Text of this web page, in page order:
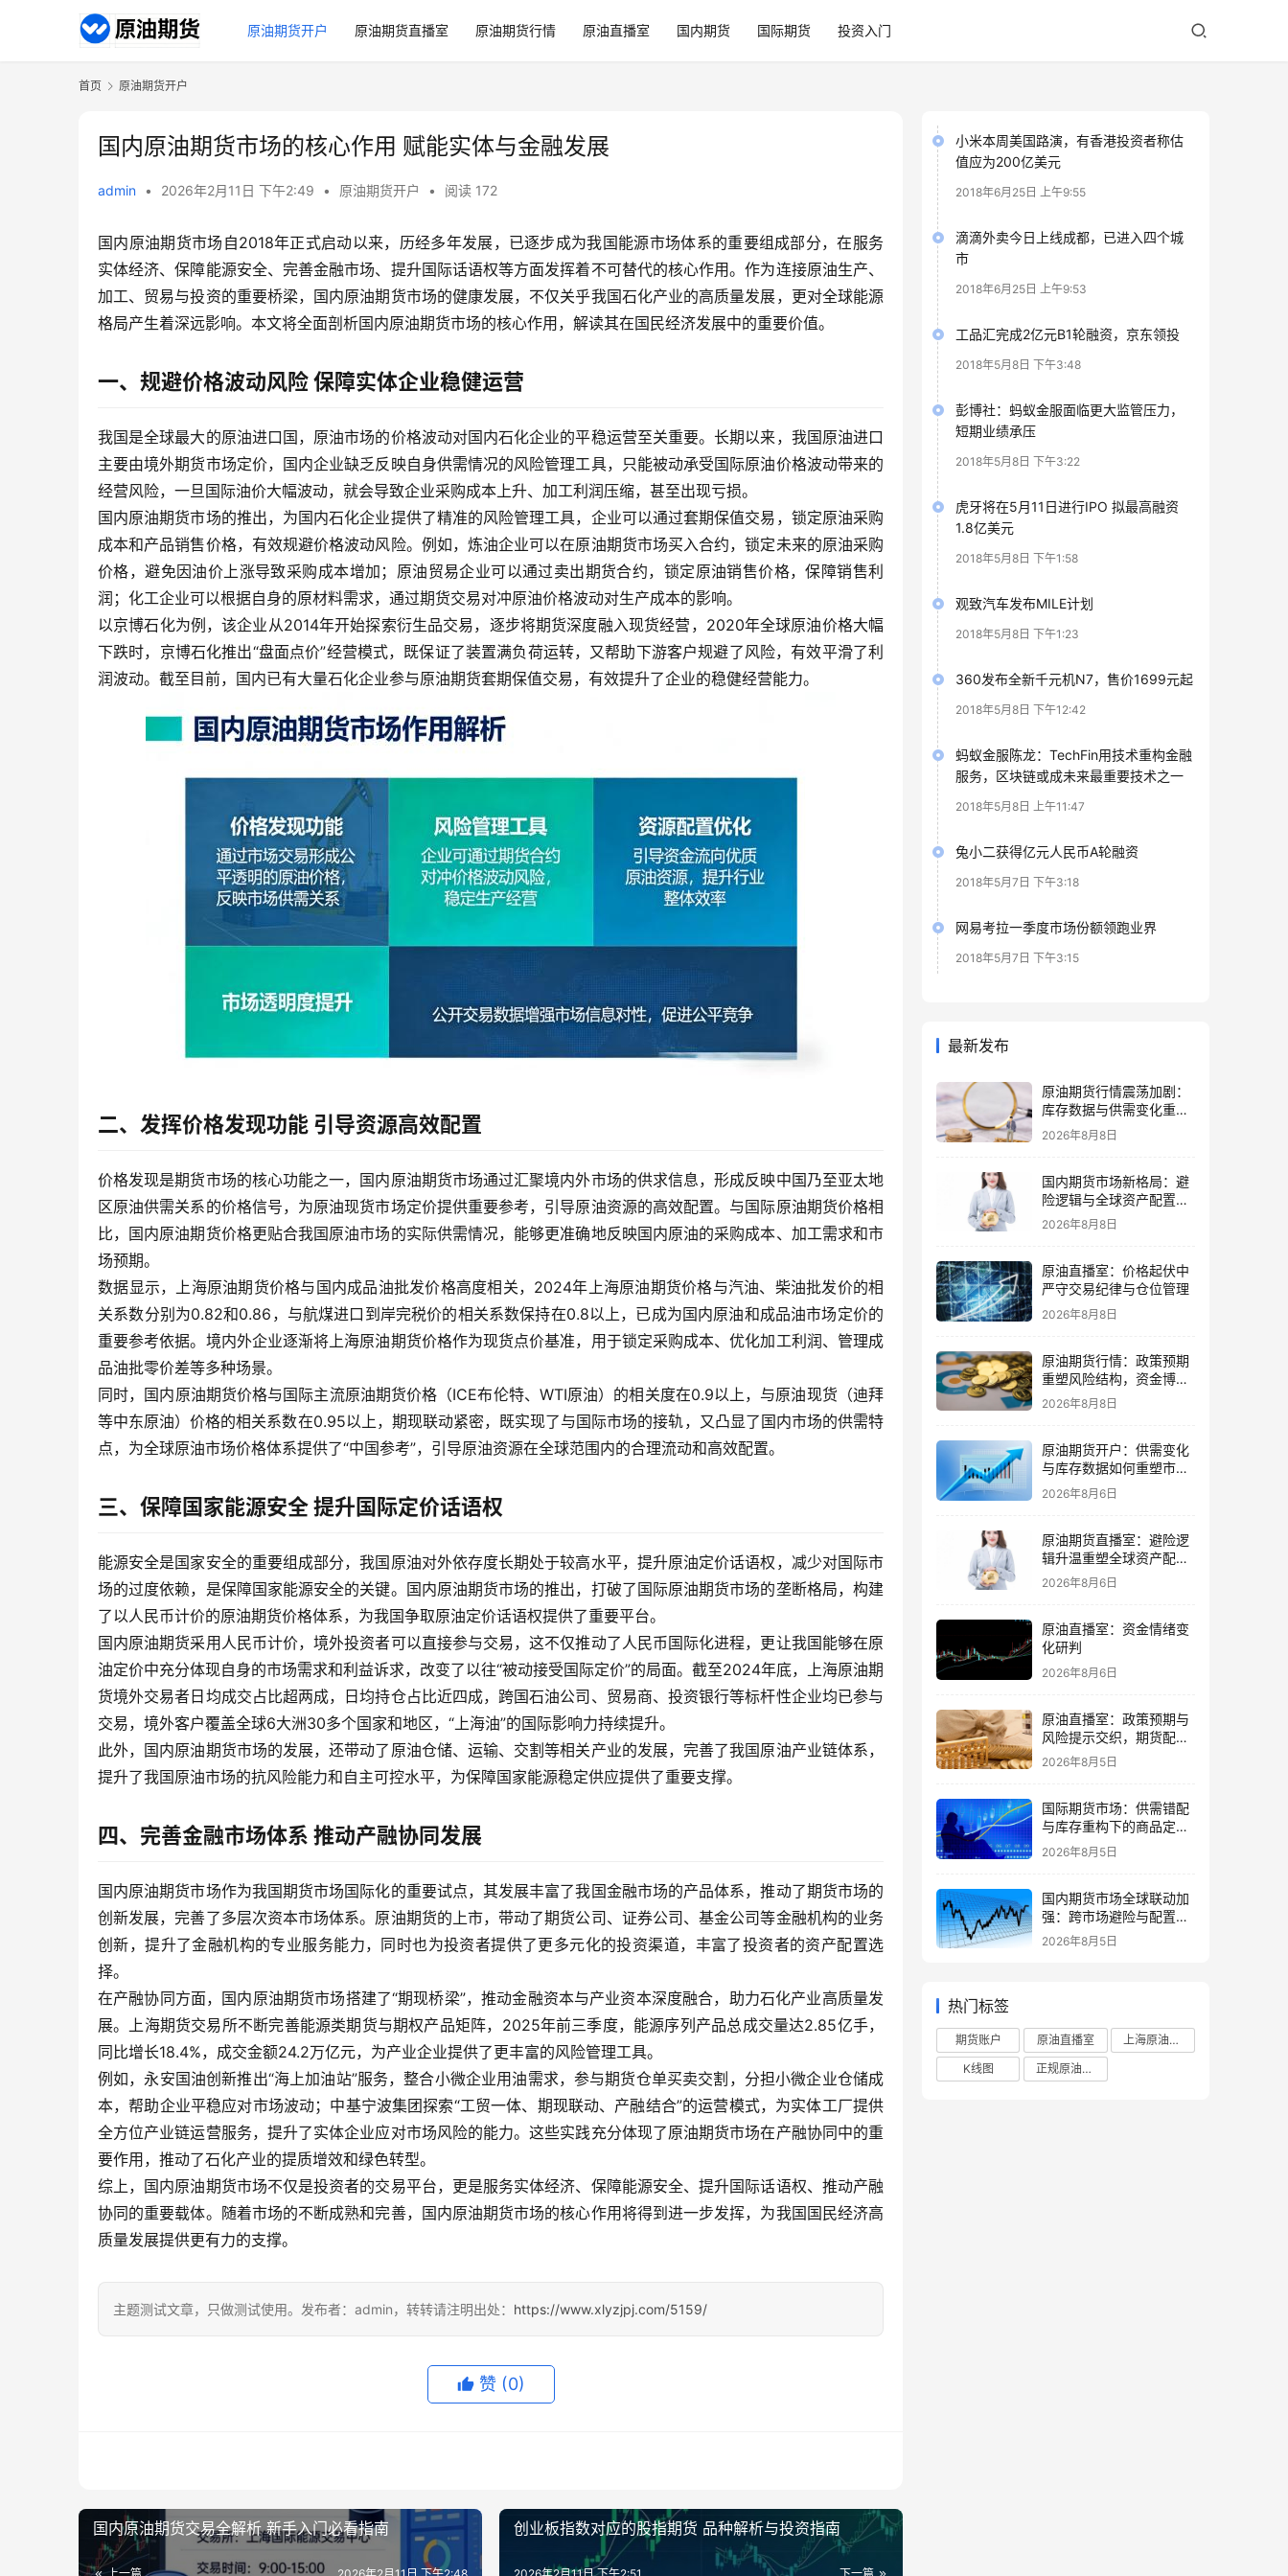
原油期货开户 原油期货直播室 原油期货行情 原油直播室 国内期货 国际期货 投资入门
首页 原油期货开户
国内原油期货市场的核心作用 赋能实体与金融发展
admin • 2026年2月11日 下午2:49 • 原油期货开户 • 阅读 172
国内原油期货市场自2018年正式启动以来，历经多年发展，已逐步成为我国能源市场体系的重要组成部分，在服务
实体经济、保障能源安全、完善金融市场、提升国际话语权等方面发挥着不可替代的核心作用。作为连接原油生产、
加工、贸易与投资的重要桥梁，国内原油期货市场的健康发展，不仅关乎我国石化产业的高质量发展，更对全球能源
格局产生着深远影响。本文将全面剖析国内原油期货市场的核心作用，解读其在国民经济发展中的重要价值。
一、规避价格波动风险 保障实体企业稳健运营
我国是全球最大的原油进口国，原油市场的价格波动对国内石化企业的平稳运营至关重要。长期以来，我国原油进口
主要由境外期货市场定价，国内企业缺乏反映自身供需情况的风险管理工具，只能被动承受国际原油价格波动带来的
经营风险，一旦国际油价大幅波动，就会导致企业采购成本上升、加工利润压缩，甚至出现亏损。
国内原油期货市场的推出，为国内石化企业提供了精准的风险管理工具，企业可以通过套期保值交易，锁定原油采购
成本和产品销售价格，有效规避价格波动风险。例如，炼油企业可以在原油期货市场买入合约，锁定未来的原油采购
价格，避免因油价上涨导致采购成本增加；原油贸易企业可以通过卖出期货合约，锁定原油销售价格，保障销售利
润；化工企业可以根据自身的原材料需求，通过期货交易对冲原油价格波动对生产成本的影响。
以京博石化为例，该企业从2014年开始探索衍生品交易，逐步将期货深度融入现货经营，2020年全球原油价格大幅
下跌时，京博石化推出“盘面点价”经营模式，既保证了装置满负荷运转，又帮助下游客户规避了风险，有效平滑了利
润波动。截至目前，国内已有大量石化企业参与原油期货套期保值交易，有效提升了企业的稳健经营能力。
二、发挥价格发现功能 引导资源高效配置
价格发现是期货市场的核心功能之一，国内原油期货市场通过汇聚境内外市场的供求信息，形成反映中国乃至亚太地
区原油供需关系的价格信号，为原油现货市场定价提供重要参考，引导原油资源的高效配置。与国际原油期货价格相
比，国内原油期货价格更贴合我国原油市场的实际供需情况，能够更准确地反映国内原油的采购成本、加工需求和市
场预期。
数据显示，上海原油期货价格与国内成品油批发价格高度相关，2024年上海原油期货价格与汽油、柴油批发价的相
关系数分别为0.82和0.86，与航煤进口到岸完税价的相关系数保持在0.8以上，已成为国内原油和成品油市场定价的
重要参考依据。境内外企业逐渐将上海原油期货价格作为现货点价基准，用于锁定采购成本、优化加工利润、管理成
品油批零价差等多种场景。
同时，国内原油期货价格与国际主流原油期货价格（ICE布伦特、WTI原油）的相关度在0.9以上，与原油现货（迪拜
等中东原油）价格的相关系数在0.95以上，期现联动紧密，既实现了与国际市场的接轨，又凸显了国内市场的供需特
点，为全球原油市场价格体系提供了“中国参考”，引导原油资源在全球范围内的合理流动和高效配置。
三、保障国家能源安全 提升国际定价话语权
能源安全是国家安全的重要组成部分，我国原油对外依存度长期处于较高水平，提升原油定价话语权，减少对国际市
场的过度依赖，是保障国家能源安全的关键。国内原油期货市场的推出，打破了国际原油期货市场的垄断格局，构建
了以人民币计价的原油期货价格体系，为我国争取原油定价话语权提供了重要平台。
国内原油期货采用人民币计价，境外投资者可以直接参与交易，这不仅推动了人民币国际化进程，更让我国能够在原
油定价中充分体现自身的市场需求和利益诉求，改变了以往“被动接受国际定价”的局面。截至2024年底，上海原油期
货境外交易者日均成交占比超两成，日均持仓占比近四成，跨国石油公司、贸易商、投资银行等标杆性企业均已参与
交易，境外客户覆盖全球6大洲30多个国家和地区，“上海油”的国际影响力持续提升。
此外，国内原油期货市场的发展，还带动了原油仓储、运输、交割等相关产业的发展，完善了我国原油产业链体系，
提升了我国原油市场的抗风险能力和自主可控水平，为保障国家能源稳定供应提供了重要支撑。
四、完善金融市场体系 推动产融协同发展
国内原油期货市场作为我国期货市场国际化的重要试点，其发展丰富了我国金融市场的产品体系，推动了期货市场的
创新发展，完善了多层次资本市场体系。原油期货的上市，带动了期货公司、证券公司、基金公司等金融机构的业务
创新，提升了金融机构的专业服务能力，同时也为投资者提供了更多元化的投资渠道，丰富了投资者的资产配置选
择。
在产融协同方面，国内原油期货市场搭建了“期现桥梁”，推动金融资本与产业资本深度融合，助力石化产业高质量发
展。上海期货交易所不断完善能源类期货与期权产品矩阵，2025年前三季度，能源序列产品总成交量达2.85亿手，
同比增长18.4%，成交金额24.2万亿元，为产业企业提供了更丰富的风险管理工具。
例如，永安国油创新推出“海上加油站”服务，整合小微企业用油需求，参与期货仓单买卖交割，分担小微企业仓储成
本，帮助企业平稳应对市场波动；中基宁波集团探索“工贸一体、期现联动、产融结合”的运营模式，为实体工厂提供
全方位产业链运营服务，提升了实体企业应对市场风险的能力。这些实践充分体现了原油期货市场在产融协同中的重
要作用，推动了石化产业的提质增效和绿色转型。
综上，国内原油期货市场不仅是投资者的交易平台，更是服务实体经济、保障能源安全、提升国际话语权、推动产融
协同的重要载体。随着市场的不断成熟和完善，国内原油期货市场的核心作用将得到进一步发挥，为我国国民经济高
质量发展提供更有力的支撑。
主题测试文章，只做测试使用。发布者：admin，转转请注明出处： https://www.xlyzjpj.com/5159/
赞 (0)
国内原油期货交易全解析 新手入门必看指南 创业板指数对应的股指期货 品种解析与投资指南
小米本周美国路演，有香港投资者称估
值应为200亿美元
2018年6月25日 上午9:55
滴滴外卖今日上线成都，已进入四个城
市
2018年6月25日 上午9:53
工品汇完成2亿元B1轮融资，京东领投
2018年5月8日 下午3:48
彭博社：蚂蚁金服面临更大监管压力，
短期业绩承压
2018年5月8日 下午3:22
虎牙将在5月11日进行IPO 拟最高融资
1.8亿美元
2018年5月8日 下午1:58
观致汽车发布MILE计划
2018年5月8日 下午1:23
360发布全新千元机N7，售价1699元起
2018年5月8日 下午12:42
蚂蚁金服陈龙：TechFin用技术重构金融
服务，区块链或成未来最重要技术之一
2018年5月8日 上午11:47
兔小二获得亿元人民币A轮融资
2018年5月7日 下午3:18
网易考拉一季度市场份额领跑业界
2018年5月7日 下午3:15
最新发布
原油期货行情震荡加剧：
库存数据与供需变化重塑
定价逻辑
2026年8月8日
国内期货市场新格局：避
险逻辑与全球资产配置再
思考
2026年8月8日
原油直播室：价格起伏中
严守交易纪律与仓位管理
2026年8月8日
原油期货行情：政策预期
重塑风险结构，资金博弈
更需谨慎
2026年8月8日
原油期货开户：供需变化
与库存数据如何重塑市场
节奏
2026年8月6日
原油期货直播室：避险逻
辑升温重塑全球资产配置
主线格局
2026年8月6日
原油直播室：资金情绪变
化研判
2026年8月6日
原油直播室：政策预期与
风险提示交织，期货配置
需理性
2026年8月5日
国际期货市场：供需错配
与库存重构下的商品定价
再平衡
2026年8月5日
国内期货市场全球联动加
强：跨市场避险与配置策
略调整
2026年8月5日
热门标签
期货账户 原油直播室
上海原油期货
K线图
正规原油直播室